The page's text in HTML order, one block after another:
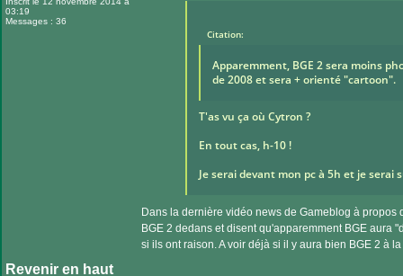
03:19
Messages : 36
Citation:
Apparemment, BGE 2 sera moins
de 2008 et sera + orienté "cartoon".
T'as vu ça où Cytron ?
En tout cas, h-10 !
Je serai devant mon pc à 5h et je serai
Dans la dernière vidéo news de Gameblog à
BGE 2 dedans et disent qu'apparemment BGE aura
si ils ont raison. A voir déjà si il y aura bien BGE 2 à
Revenir en haut